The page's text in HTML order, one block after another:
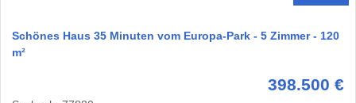
Schönes Haus 35 Minuten vom Europa-Park - 5 Zimmer - 120
m²
398.500 €